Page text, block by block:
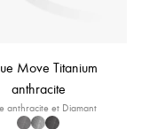
Move Titanium
anthracite
anthracite et Diamant